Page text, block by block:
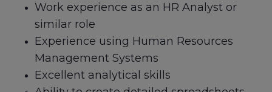
Work experience as an HR Analyst or
similar role
Experience using Human Resources
Management Systems
Excellent analytical skills